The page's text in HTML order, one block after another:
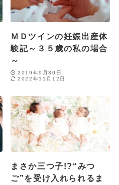
ＭＤツインの妊娠出産体
験記～３５歳の私の場合
～
2019年9月30日
2022年11月12日
まさか三つ子!?“みつ
ご”を受け入れられるま